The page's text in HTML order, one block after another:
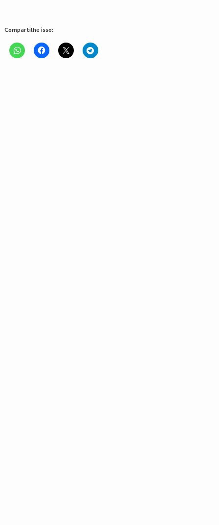
Compartilhe isso: